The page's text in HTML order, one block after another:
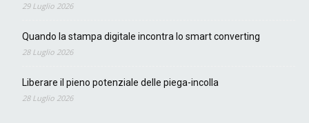
29 Luglio 2026
Quando la stampa digitale incontra lo smart converting
28 Luglio 2026
Liberare il pieno potenziale delle piega-incolla
28 Luglio 2026